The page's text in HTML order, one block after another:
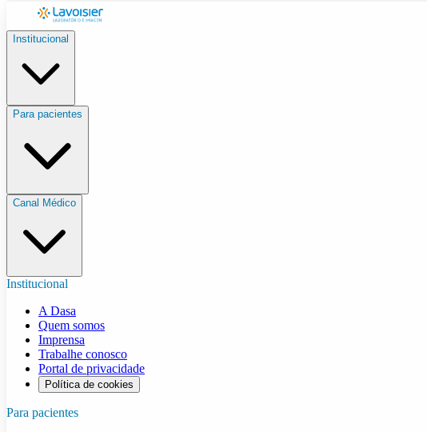
Institucional
Para pacientes
Canal Médico
Institucional
A Dasa
Quem somos
Imprensa
Trabalhe conosco
Portal de privacidade
Política de cookies
Para pacientes